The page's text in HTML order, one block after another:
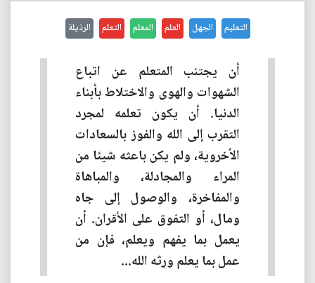
التعليم الجهل العلم المعلم التعلم الرذيلة
أن يجتنب المتعلم عن اتباع
الشهوات والهوى والاختلاط بأبناء
الدنيا. أن يكون تعلمه لمجرد
التقرب إلى الله والفوز بالسعادات
الأخروية، ولم يكن باعثه شيئا من
المراء والمجادلة، والمباهاة
والمفاخرة، والوصول إلى جاه
ومال، أو التفوق على الأقران. أن
يعمل بما يفهم ويعلم، فإن من
عمل بما يعلم ورثه الله...